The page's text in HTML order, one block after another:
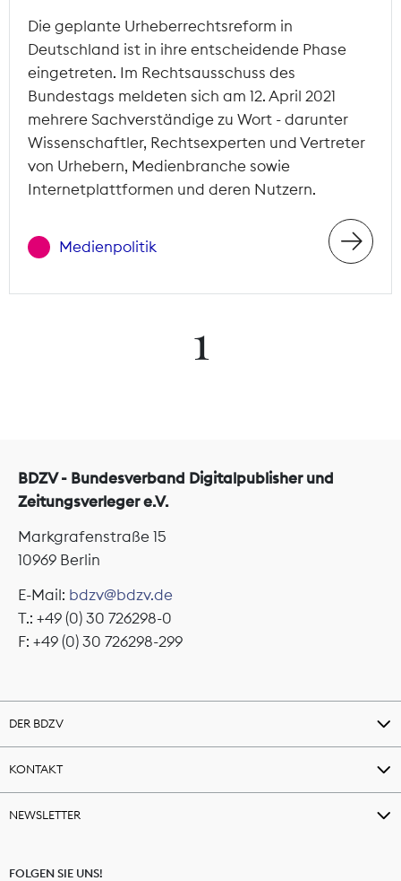
Die geplante Urheberrechtsreform in
Deutschland ist in ihre entscheidende Phase
eingetreten. Im Rechtsausschuss des
Bundestags meldeten sich am 12. April 2021
mehrere Sachverständige zu Wort - darunter
Wissenschaftler, Rechtsexperten und Vertreter
von Urhebern, Medienbranche sowie
Internetplattformen und deren Nutzern.
Medienpolitik
1
BDZV - Bundesverband Digitalpublisher und
Zeitungsverleger e.V.
Markgrafenstraße 15
10969 Berlin
E-Mail: bdzv@bdzv.de
T.: +49 (0) 30 726298-0
F: +49 (0) 30 726298-299
DER BDZV
KONTAKT
NEWSLETTER
FOLGEN SIE UNS!